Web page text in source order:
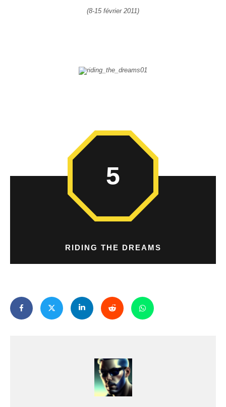
(8-15 février 2011)
RIDING THE DREAMS
5